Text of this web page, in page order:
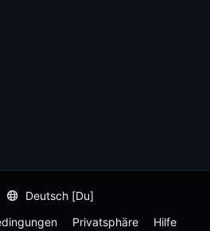
Deutsch [Du]
Privatsphäre Hilfe